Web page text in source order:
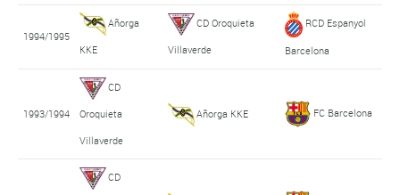
1994/1995
Añorga
KKE
CD Oroquieta
Villaverde
RCD Espanyol
Barcelona
1993/1994
CD
Oroquieta
Villaverde
Añorga KKE FC Barcelona
CD